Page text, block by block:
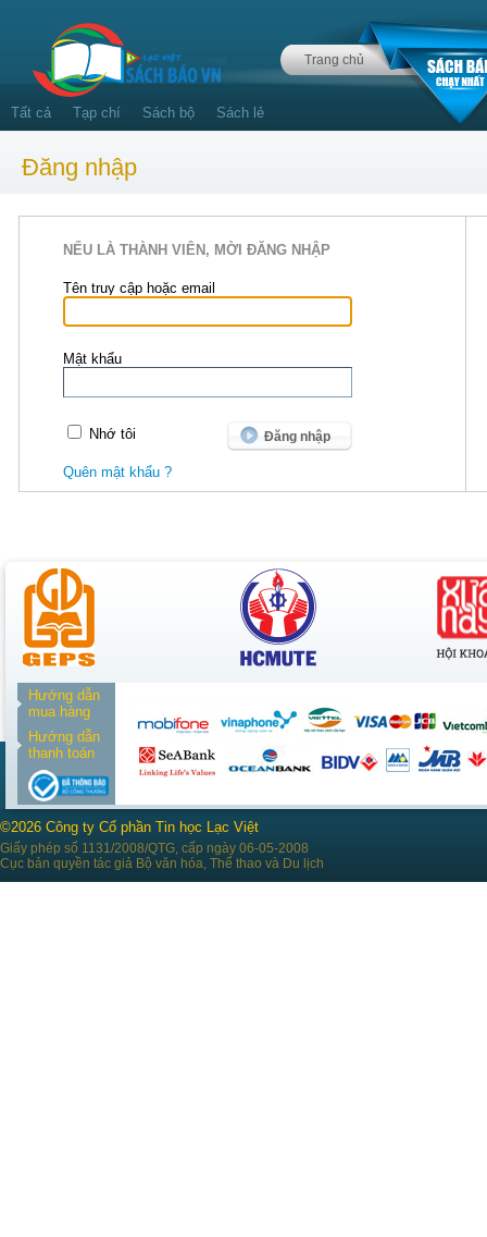
Trang chủ
Tất cả Tạp chí Sách bộ Sách lẻ
Đăng nhập
NẾU LÀ THÀNH VIÊN, MỜI ĐĂNG NHẬP
Tên truy cập hoặc email
Mật khẩu
Nhớ tôi
Quên mật khẩu ?
Hướng dẫn
mua hàng
Hướng dẫn
thanh toán
©2026 Công ty Cổ phần Tin học Lạc Việt
Giấy phép số 1131/2008/QTG, cấp ngày 06-05-2008
Cục bản quyền tác giả Bộ văn hóa, Thể thao và Du lịch